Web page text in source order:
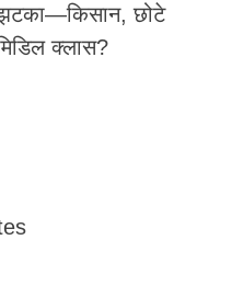
छोटे
क्लास?